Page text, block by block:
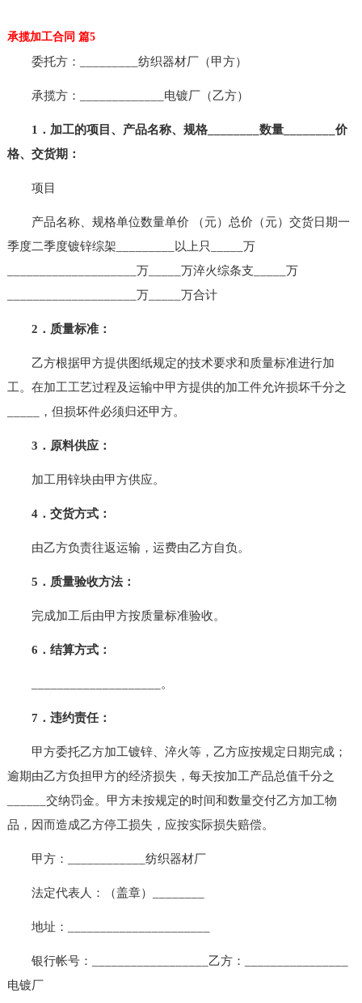
承揽加工合同 篇5
委托方：_________纺织器材厂（甲方）
承揽方：_____________电镀厂（乙方）
1．加工的项目、产品名称、规格________数量________价
格、交货期：
项目
产品名称、规格单位数量单价 （元）总价（元）交货日期一
季度二季度镀锌综架_________以上只_____万
____________________万_____万淬火综条支_____万
____________________万_____万合计
2．质量标准：
乙方根据甲方提供图纸规定的技术要求和质量标准进行加
工。在加工工艺过程及运输中甲方提供的加工件允许损坏千分之
_____，但损坏件必须归还甲方。
3．原料供应：
加工用锌块由甲方供应。
4．交货方式：
由乙方负责往返运输，运费由乙方自负。
5．质量验收方法：
完成加工后由甲方按质量标准验收。
6．结算方式：
____________________。
7．违约责任：
甲方委托乙方加工镀锌、淬火等，乙方应按规定日期完成；
逾期由乙方负担甲方的经济损失，每天按加工产品总值千分之
______交纳罚金。甲方未按规定的时间和数量交付乙方加工物
品，因而造成乙方停工损失，应按实际损失赔偿。
甲方：____________纺织器材厂
法定代表人：（盖章）________
地址：______________________
银行帐号：__________________乙方：________________
电镀厂